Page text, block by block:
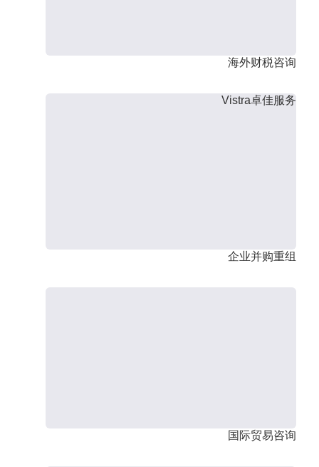
海外财税咨询
Vistra卓佳服务
企业并购重组
国际贸易咨询